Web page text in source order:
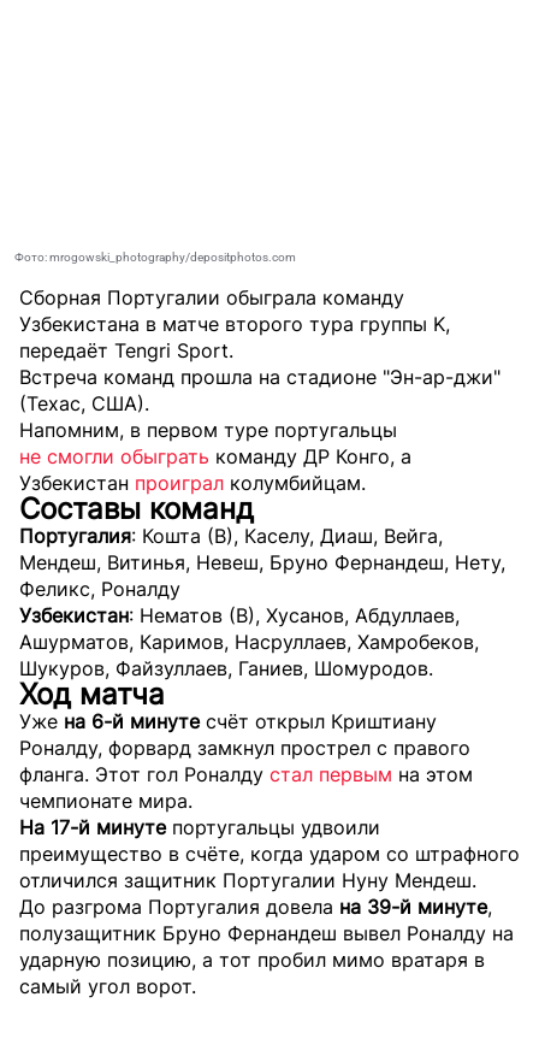
Фото: mrogowski_photography/depositphotos.com
Сборная Португалии обыграла команду
Узбекистана в матче второго тура группы K,
передаёт Tengri Sport.
Встреча команд прошла на стадионе "Эн-ар-джи"
(Техас, США).
Напомним, в первом туре португальцы
не смогли обыграть команду ДР Конго, а
Узбекистан проиграл колумбийцам.
Составы команд
Португалия: Кошта (В), Каселу, Диаш, Вейга,
Мендеш, Витинья, Невеш, Бруно Фернандеш, Нету,
Феликс, Роналду
Узбекистан: Нематов (В), Хусанов, Абдуллаев,
Ашурматов, Каримов, Насруллаев, Хамробеков,
Шукуров, Файзуллаев, Ганиев, Шомуродов.
Ход матча
Уже на 6-й минутесчёт открыл Криштиану
Роналду, форвард замкнул прострел с правого
фланга. Этот гол Роналду стал первым на этом
чемпионате мира.
На 17-й минутепортугальцы удвоили
преимущество в счёте, когда ударом со штрафного
отличился защитник Португалии Нуну Мендеш.
До разгрома Португалия довела на 39-й минуте,
полузащитник Бруно Фернандеш вывел Роналду на
ударную позицию, а тот пробил мимо вратаря в
самый угол ворот.